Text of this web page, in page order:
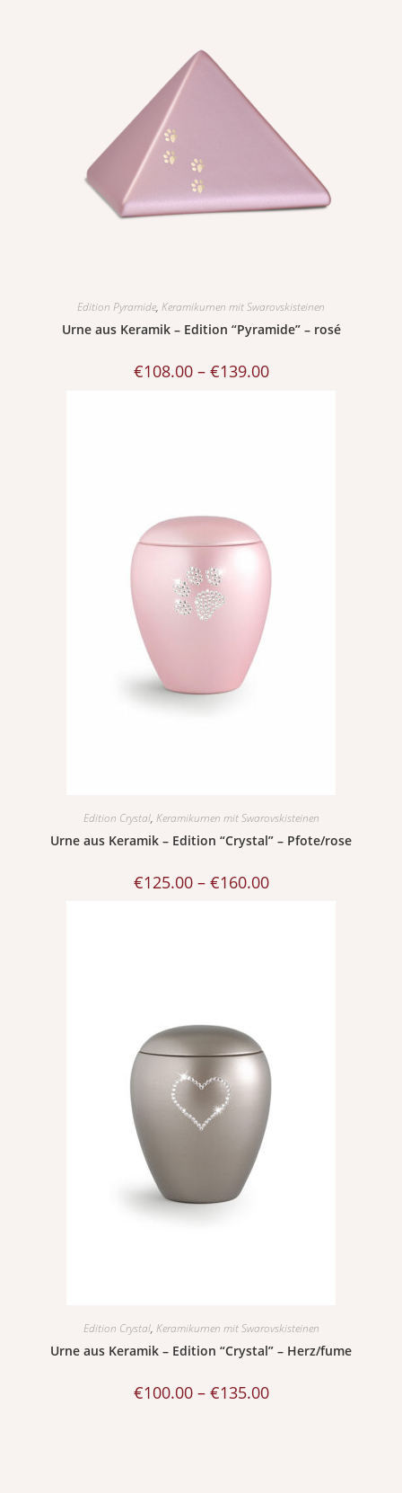
Edition Pyramide, Keramikurnen mit Swarovskisteinen
Urne aus Keramik – Edition “Pyramide” – rosé
€108.00 – €139.00
Edition Crystal, Keramikurnen mit Swarovskisteinen
Urne aus Keramik – Edition “Crystal” – Pfote/rose
€125.00 – €160.00
Edition Crystal, Keramikurnen mit Swarovskisteinen
Urne aus Keramik – Edition “Crystal” – Herz/fume
€100.00 – €135.00